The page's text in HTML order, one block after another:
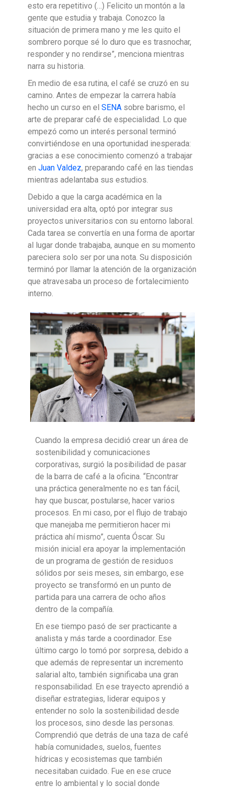
esto era repetitivo (…) Felicito un montón a la
gente que estudia y trabaja. Conozco la
situación de primera mano y me les quito el
sombrero porque sé lo duro que es trasnochar,
responder y no rendirse”, menciona mientras
narra su historia.
En medio de esa rutina, el café se cruzó en su
camino. Antes de empezar la carrera había
hecho un curso en el SENA sobre barismo, el
arte de preparar café de especialidad. Lo que
empezó como un interés personal terminó
convirtiéndose en una oportunidad inesperada:
gracias a ese conocimiento comenzó a trabajar
en Juan Valdez, preparando café en las tiendas
mientras adelantaba sus estudios.
Debido a que la carga académica en la
universidad era alta, optó por integrar sus
proyectos universitarios con su entorno laboral.
Cada tarea se convertía en una forma de aportar
al lugar donde trabajaba, aunque en su momento
pareciera solo ser por una nota. Su disposición
terminó por llamar la atención de la organización
que atravesaba un proceso de fortalecimiento
interno.
Cuando la empresa decidió crear un área de
sostenibilidad y comunicaciones
corporativas, surgió la posibilidad de pasar
de la barra de café a la oficina. “Encontrar
una práctica generalmente no es tan fácil,
hay que buscar, postularse, hacer varios
procesos. En mi caso, por el flujo de trabajo
que manejaba me permitieron hacer mi
práctica ahí mismo”, cuenta Óscar. Su
misión inicial era apoyar la implementación
de un programa de gestión de residuos
sólidos por seis meses, sin embargo, ese
proyecto se transformó en un punto de
partida para una carrera de ocho años
dentro de la compañía.
En ese tiempo pasó de ser practicante a
analista y más tarde a coordinador. Ese
último cargo lo tomó por sorpresa, debido a
que además de representar un incremento
salarial alto, también significaba una gran
responsabilidad. En ese trayecto aprendió a
diseñar estrategias, liderar equipos y
entender no solo la sostenibilidad desde
los procesos, sino desde las personas.
Comprendió que detrás de una taza de café
había comunidades, suelos, fuentes
hídricas y ecosistemas que también
necesitaban cuidado. Fue en ese cruce
entre lo ambiental y lo social donde